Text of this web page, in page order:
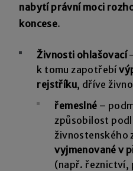
nabytí právní moci
koncese.
Živnosti ohlašovací
k tomu zapotřebí
rejstříku, dříve
řemeslné –
způsobilost
živnostenského
vyjmenované v
(např. řeznictví,